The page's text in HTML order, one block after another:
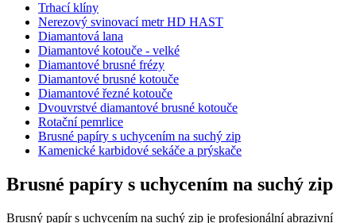
Trhací klíny
Nerezový svinovací metr HD HAST
Diamantová lana
Diamantové kotouče - velké
Diamantové brusné frézy
Diamantové brusné kotouče
Diamantové řezné kotouče
Dvouvrstvé diamantové brusné kotouče
Rotační pemrlice
Brusné papíry s uchycením na suchý zip
Kamenické karbidové sekáče a prýskače
Brusné papíry s uchycením na suchý zip
Brusný papír s uchycením na suchý zip je profesionální abrazivní